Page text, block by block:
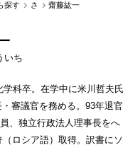
探す さ 齋藤紘一
いち
科卒。在学中に米川哲夫氏
審議官を務める。93年退官
、独立行政法人理事長をへ
ロシア語）取得。訳書にソ